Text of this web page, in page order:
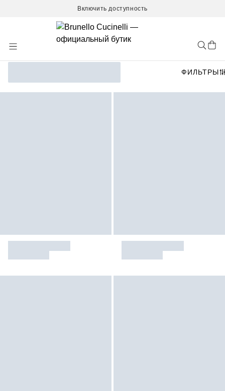
Включить доступность
Content
ФИЛЬТРЫ